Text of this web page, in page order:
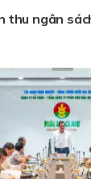
thu ngân